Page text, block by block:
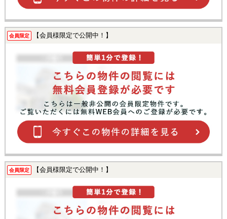
会員限定 【会員様限定で公開中！】
会員限定 【会員様限定で公開中！】